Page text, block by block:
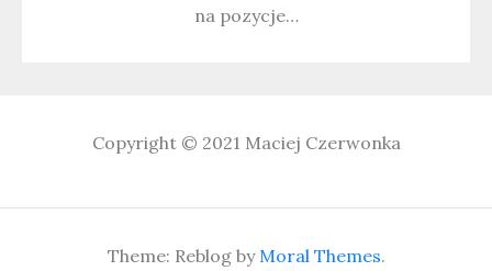
na pozycje…
Copyright © 2021 Maciej Czerwonka
Theme: Reblog byMoral Themes.